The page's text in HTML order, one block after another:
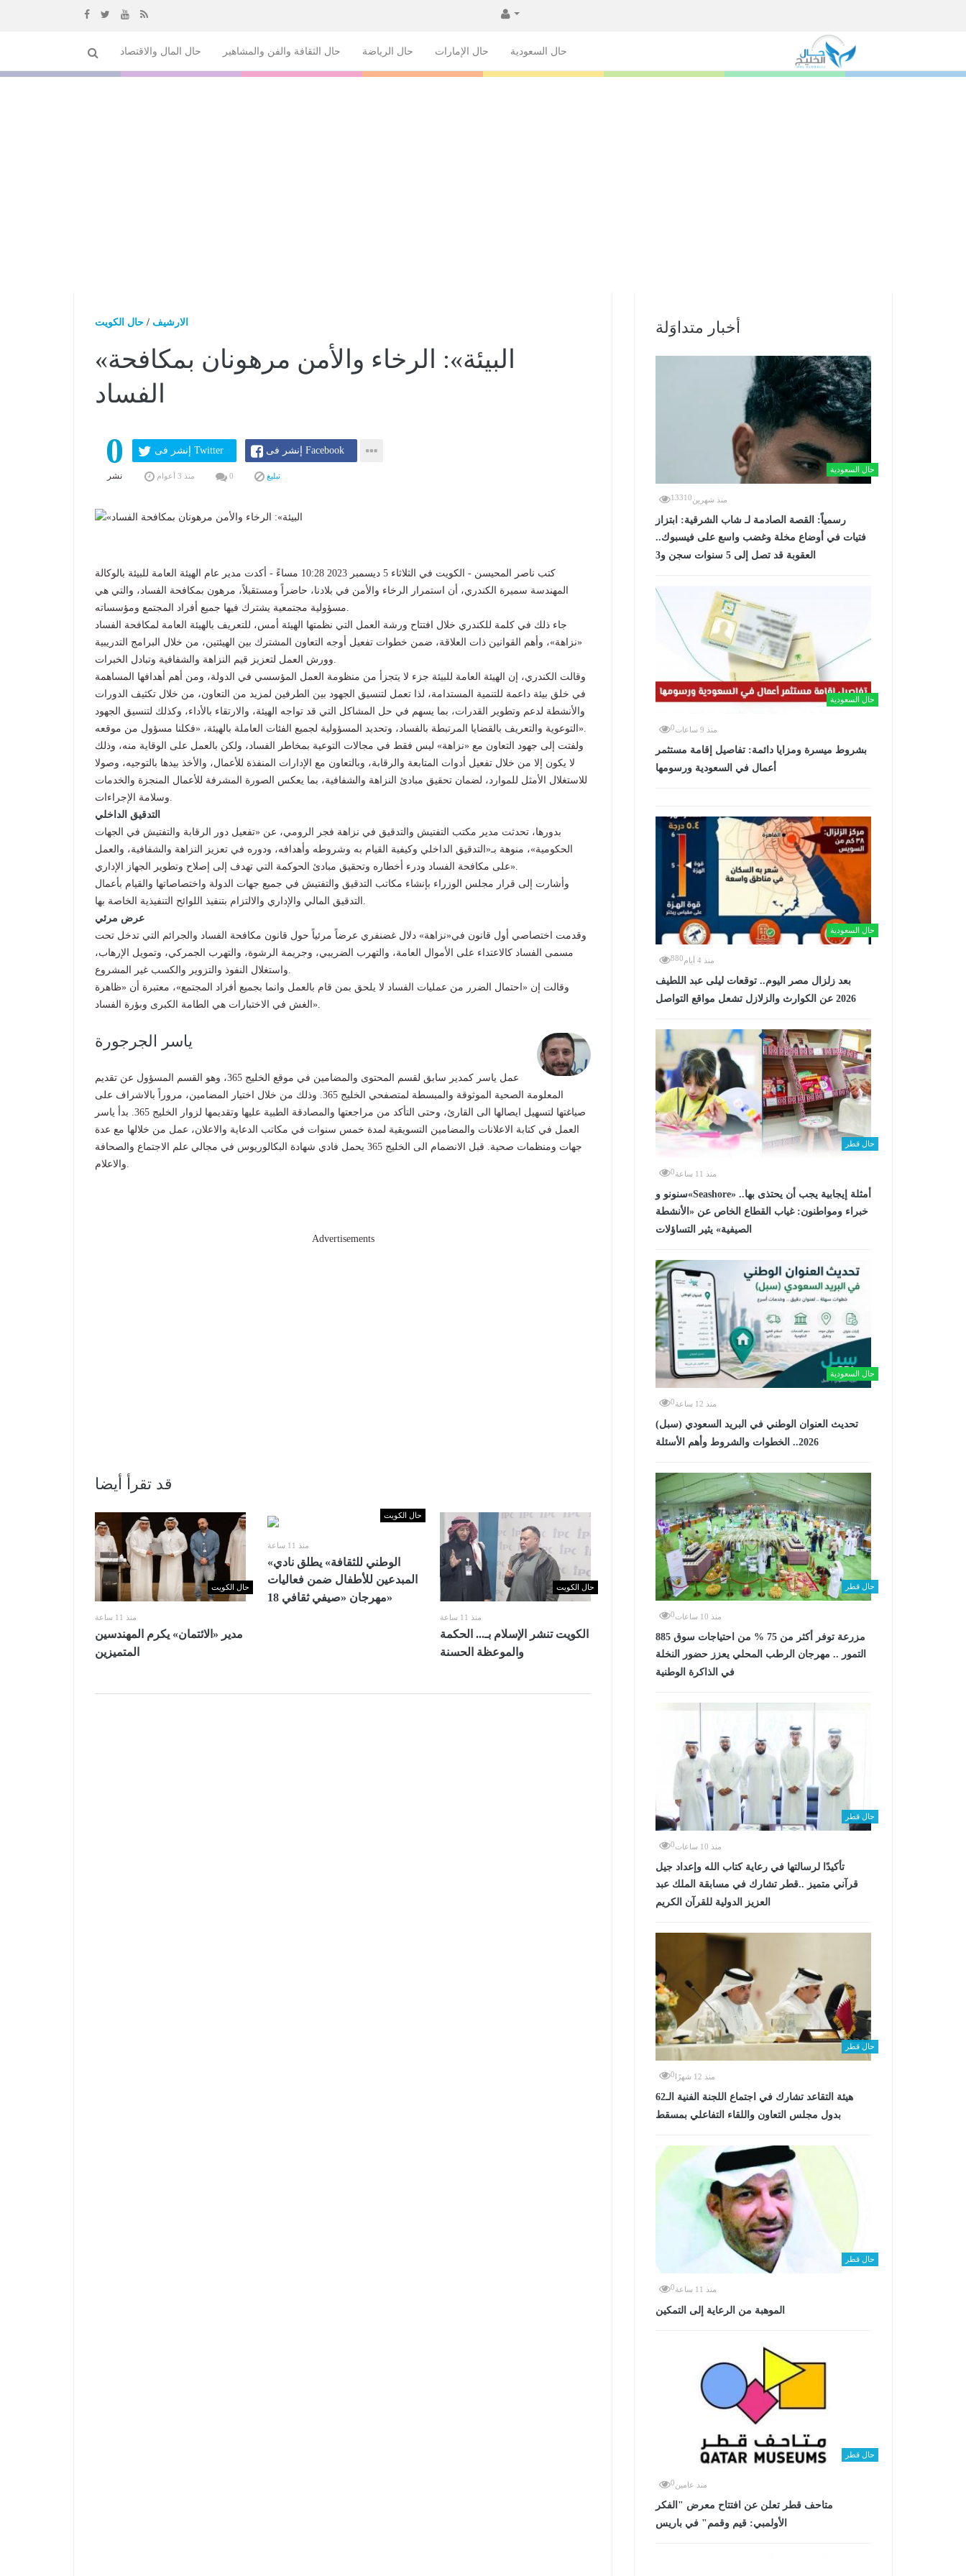
المحتوى
حال السعودية حال الإمارات حال الرياضة حال الثقافة والفن والمشاهير حال المال والاقتصاد
الارشيف / حال الكويت
«البيئة»: الرخاء والأمن مرهونان بمكافحة
الفساد
0
نشر
إنشر فى Twitter إنشر فى Facebook
منذ 3 أعوام 0 تبليغ
كتب ناصر المحيسن - الكويت في الثلاثاء 5 ديسمبر 2023 10:28 مساءً - أكدت مدير عام الهيئة العامة للبيئة بالوكالة
المهندسة سميرة الكندري، أن استمرار الرخاء والأمن في بلادنا، حاضراً ومستقبلاً، مرهون بمكافحة الفساد، والتي هي
جاء ذلك في كلمة للكندري خلال افتتاح ورشة العمل التي نظمتها الهيئة أمس، للتعريف بالهيئة العامة لمكافحة الفساد
«نزاهة»، وأهم القوانين ذات العلاقة، ضمن خطوات تفعيل أوجه التعاون المشترك بين الهيئتين، من خلال البرامج التدريبية
وقالت الكندري، إن الهيئة العامة للبيئة جزء لا يتجزأ من منظومة العمل المؤسسي في الدولة، ومن أهم أهدافها المساهمة
في خلق بيئة داعمة للتنمية المستدامة، لذا تعمل لتنسيق الجهود بين الطرفين لمزيد من التعاون، من خلال تكثيف الدورات
والأنشطة لدعم وتطوير القدرات، بما يسهم في حل المشاكل التي قد تواجه الهيئة، والارتقاء بالأداء، وكذلك لتنسيق الجهود
التوعوية والتعريف بالقضايا المرتبطة بالفساد، وتحديد المسؤولية لجميع الفئات العاملة بالهيئة، «فكلنا مسؤول من موقعه».
ولفتت إلى جهود التعاون مع «نزاهة» ليس فقط في مجالات التوعية بمخاطر الفساد، ولكن بالعمل على الوقاية منه، وذلك
لا يكون إلا من خلال تفعيل أدوات المتابعة والرقابة، وبالتعاون مع الإدارات المنفذة للأعمال، والأخذ بيدها بالتوجيه، وصولا
للاستغلال الأمثل للموارد، لضمان تحقيق مبادئ النزاهة والشفافية، بما يعكس الصورة المشرفة للأعمال المنجزة والخدمات
التدقيق الداخلي
بدورها، تحدثت مدير مكتب التفتيش والتدقيق في نزاهة فجر الرومي، عن «تفعيل دور الرقابة والتفتيش في الجهات
الحكومية»، منوهة بـ«التدقيق الداخلي وكيفية القيام به وشروطه وأهدافه، ودوره في تعزيز النزاهة والشفافية، والعمل
على مكافحة الفساد ودرء أخطاره وتحقيق مبادئ الحوكمة التي تهدف إلى إصلاح وتطوير الجهاز الإداري».
وأشارت إلى قرار مجلس الوزراء بإنشاء مكاتب التدقيق والتفتيش في جميع جهات الدولة واختصاصاتها والقيام بأعمال
عرض مرئي
وقدمت اختصاصي أول قانون في«نزاهة» دلال غضنفري عرضاً مرئياً حول قانون مكافحة الفساد والجرائم التي تدخل تحت
مسمى الفساد كالاعتداء على الأموال العامة، والتهرب الضريبي، وجريمة الرشوة، والتهرب الجمركي، وتمويل الإرهاب،
وقالت إن «احتمال الضرر من عمليات الفساد لا يلحق بمن قام بالعمل وانما بجميع أفراد المجتمع»، معتبرة أن «ظاهرة
الغش في الاختبارات هي الطامة الكبرى وبؤرة الفساد».
ياسر الجرجورة
عمل ياسر كمدير سابق لقسم المحتوى والمضامين في موقع الخليج 365، وهو القسم المسؤول عن تقديم
المعلومة الصحية الموثوقة والمبسطة لمتصفحي الخليج 365. وذلك من خلال اختيار المضامين، مروراً بالاشراف على
صياغتها لتسهيل ايصالها الى القارئ، وحتى التأكد من مراجعتها والمصادقة الطبية عليها وتقديمها لزوار الخليج 365. بدأ ياسر
العمل في كتابة الاعلانات والمضامين التسويقية لمدة خمس سنوات في مكاتب الدعاية والاعلان، عمل من خلالها مع عدة
جهات ومنظمات صحية. قبل الانضمام الى الخليج 365 يحمل فادي شهادة البكالوريوس في مجالي علم الاجتماع والصحافة
Advertisements
قد تقرأ أيضا
حال الكويت
منذ 11 ساعة
مدير «الائتمان» يكرم المهندسين
المتميزين
حال الكويت
منذ 11 ساعة
«الوطني للثقافة» يطلق نادي
المبدعين للأطفال ضمن فعاليات
مهرجان «صيفي ثقافي 18»
حال الكويت
منذ 11 ساعة
الكويت تنشر الإسلام بـ... الحكمة
والموعظة الحسنة
أخبار متداوَلة
حال السعودية
منذ شهرين13310
رسمياً: القصة الصادمة لـ شاب الشرقية: ابتزاز
فتيات في أوضاع مخلة وغضب واسع على فيسبوك..
العقوبة قد تصل إلى 5 سنوات سجن و3
حال السعودية
منذ 9 ساعات 0
بشروط ميسرة ومزايا دائمة: تفاصيل إقامة مستثمر
أعمال في السعودية ورسومها
حال السعودية
منذ 4 أيام 880
بعد زلزال مصر اليوم.. توقعات ليلى عبد اللطيف
2026 عن الكوارث والزلازل تشعل مواقع التواصل
حال قطر
منذ 11 ساعة 0
سنونو و«Seashore» أمثلة إيجابية يجب أن يحتذى بها..
خبراء ومواطنون: غياب القطاع الخاص عن «الأنشطة
الصيفية» يثير التساؤلات
حال السعودية
منذ 12 ساعة 0
تحديث العنوان الوطني في البريد السعودي (سبل)
2026.. الخطوات والشروط وأهم الأسئلة
حال قطر
منذ 10 ساعات 0
885 مزرعة توفر أكثر من 75 % من احتياجات سوق
التمور .. مهرجان الرطب المحلي يعزز حضور النخلة
في الذاكرة الوطنية
حال قطر
منذ 10 ساعات 0
تأكيدًا لرسالتها في رعاية كتاب الله وإعداد جيل
قرآني متميز ..قطر تشارك في مسابقة الملك عبد
العزيز الدولية للقرآن الكريم
حال قطر
منذ 12 شهرًا 0
هيئة التقاعد تشارك في اجتماع اللجنة الفنية الـ62
بدول مجلس التعاون واللقاء التفاعلي بمسقط
حال قطر
منذ 11 ساعة 0
الموهبة من الرعاية إلى التمكين
حال قطر
منذ عامين0
متاحف قطر تعلن عن افتتاح معرض "الفكر
الأولمبي: قيم وقمم" في باريس